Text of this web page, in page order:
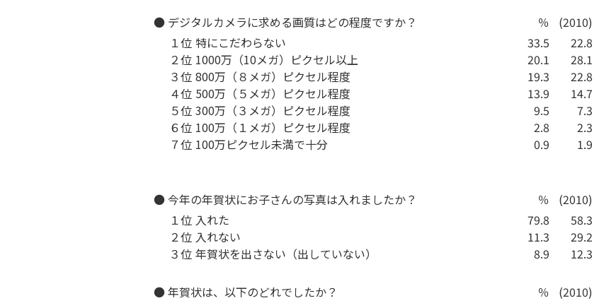
● デジタルカメラに求める画質はどの程度ですか？ ％
(2010)
１位
２位
３位
４位
５位
６位
７位
特にこだわらない
1000万（10メガ）ピクセル以上
800万（８メガ）ピクセル程度
500万（５メガ）ピクセル程度
300万（３メガ）ピクセル程度
100万（１メガ）ピクセル程度
100万ピクセル未満で十分
33.5
20.1
19.3
13.9
9.5
2.8
0.9
22.8
28.1
22.8
14.7
7.3
2.3
1.9
● 今年の年賀状にお子さんの写真は入れましたか？ ％
(2010)
１位
２位
３位
入れた
入れない
年賀状を出さない（出していない）
79.8
11.3
8.9
58.3
29.2
12.3
● 年賀状は、以下のどれでしたか？ ％
(2010)